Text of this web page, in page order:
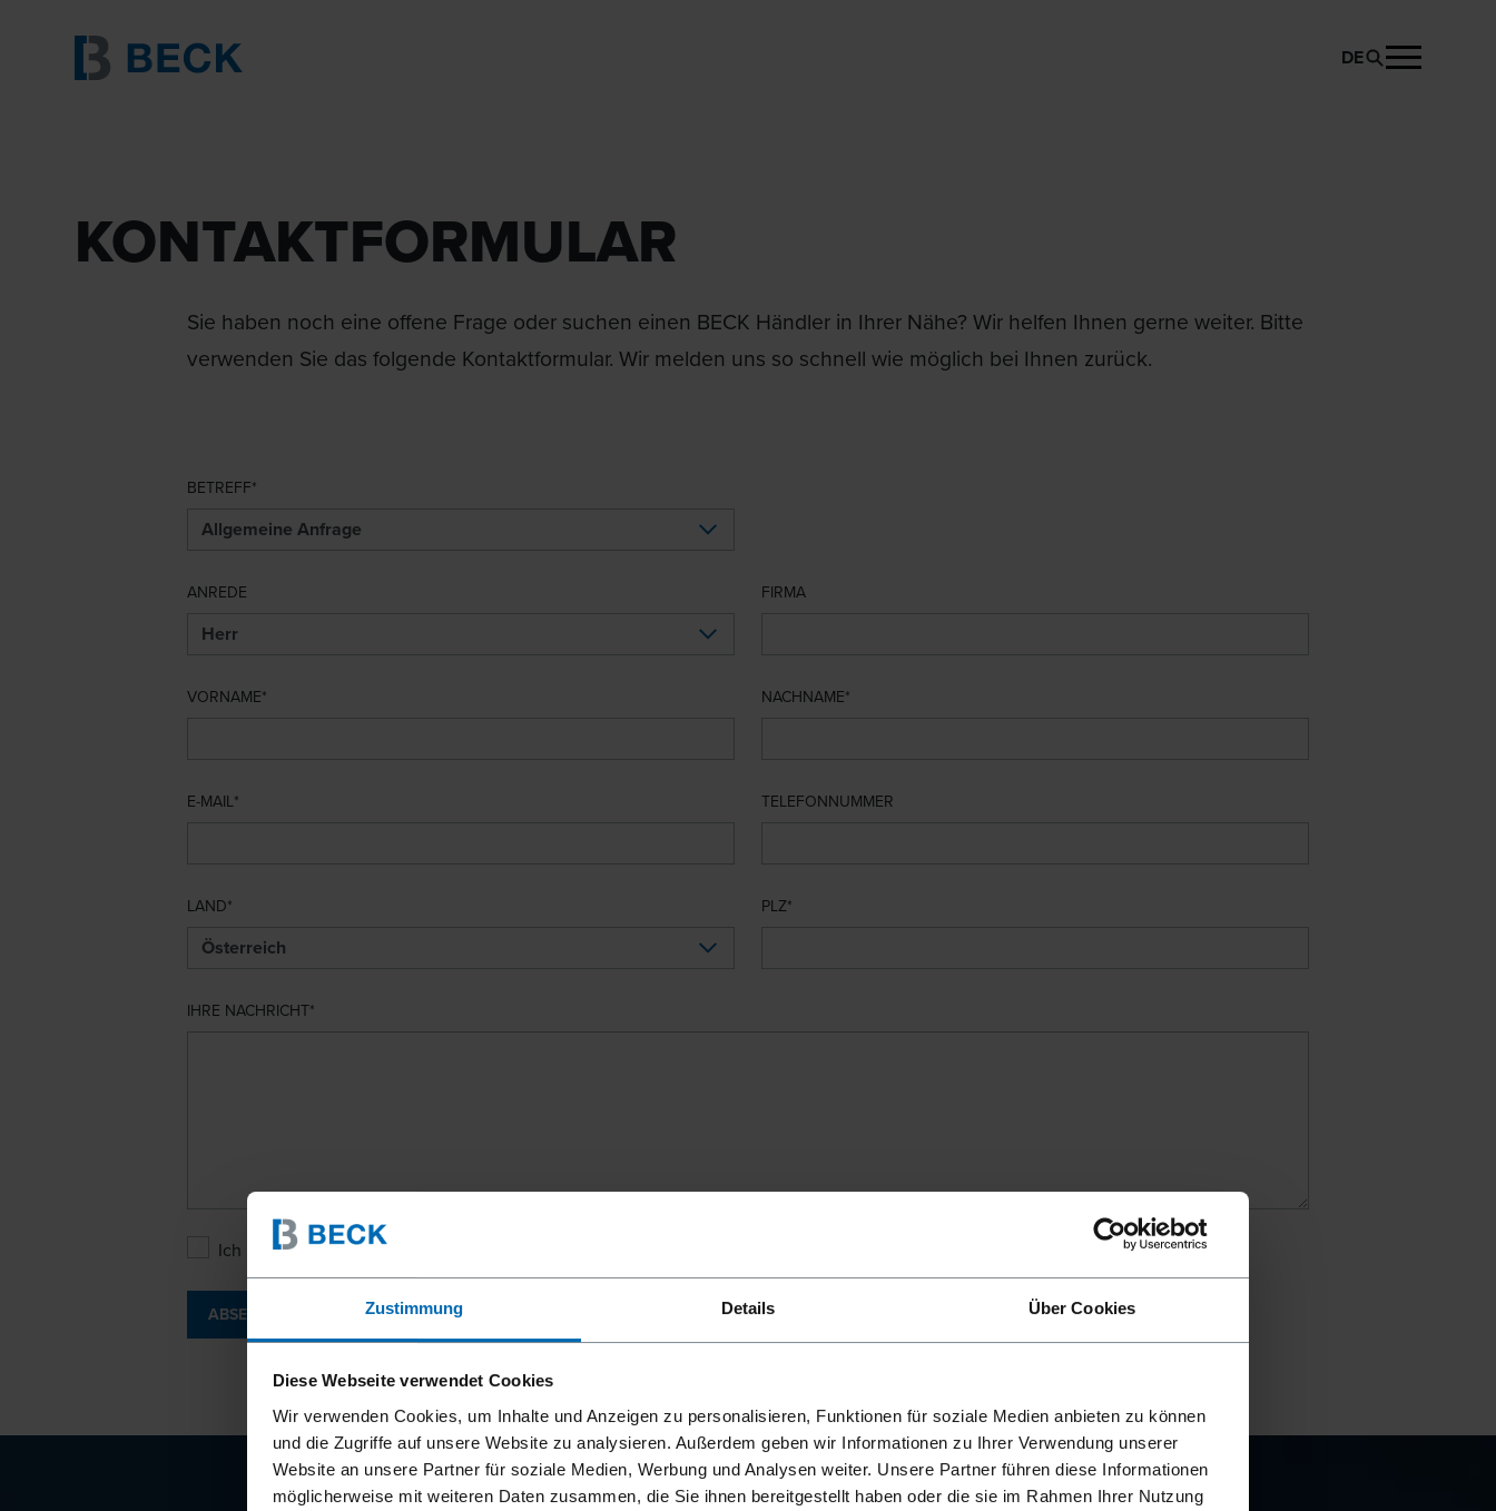
Zustimmung Details Über Cookies
Diese Webseite verwendet Cookies
Wir verwenden Cookies, um Inhalte und Anzeigen zu personalisieren, Funktionen für soziale Medien anbieten zu können
und die Zugriffe auf unsere Website zu analysieren. Außerdem geben wir Informationen zu Ihrer Verwendung unserer
Website an unsere Partner für soziale Medien, Werbung und Analysen weiter. Unsere Partner führen diese Informationen
möglicherweise mit weiteren Daten zusammen, die Sie ihnen bereitgestellt haben oder die sie im Rahmen Ihrer Nutzung
DE
KONTAKTFORMULAR
Sie haben noch eine offene Frage oder suchen einen BECK Händler in Ihrer Nähe? Wir helfen Ihnen gerne weiter. Bitte
verwenden Sie das folgende Kontaktformular. Wir melden uns so schnell wie möglich bei Ihnen zurück.
BETREFF
ANREDE FIRMA
VORNAME NACHNAME
E-MAIL TELEFONNUMMER
LAND PLZ
IHRE NACHRICHT
Ich bin mit denDatenschutzbestimmungen
ABSENDEN